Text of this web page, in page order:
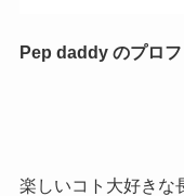
Pep daddy のプロ
楽しいコト大好きな